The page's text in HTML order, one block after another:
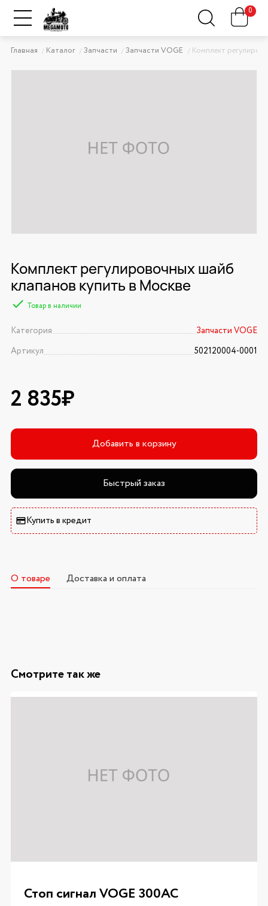
0
Главная Каталог Запчасти Запчасти VOGE Комплект
Комплект регулировочных шайб
клапанов купить в Москве
Товар в наличии
Категория
Запчасти VOGE
Артикул
502120004-0001
2 835₽
Добавить в корзину
Быстрый заказ
Купить в кредит
О товаре Доставка и оплата
Смотрите так же
Стоп сигнал VOGE 300AC